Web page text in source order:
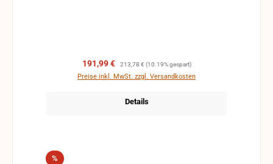
Verkaufspreis:
191,99 € Regulärer Preis:
213,78 € (10.19% gespart)
Preise inkl. MwSt. zzgl. Versandkosten
Details
%Rabatt